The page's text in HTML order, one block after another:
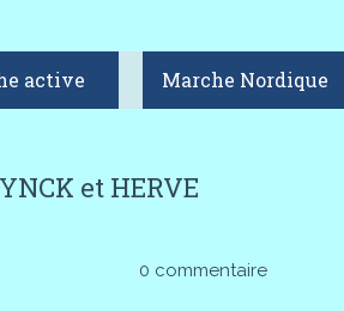
active Marche Nordique
et HERVE
0 commentaire